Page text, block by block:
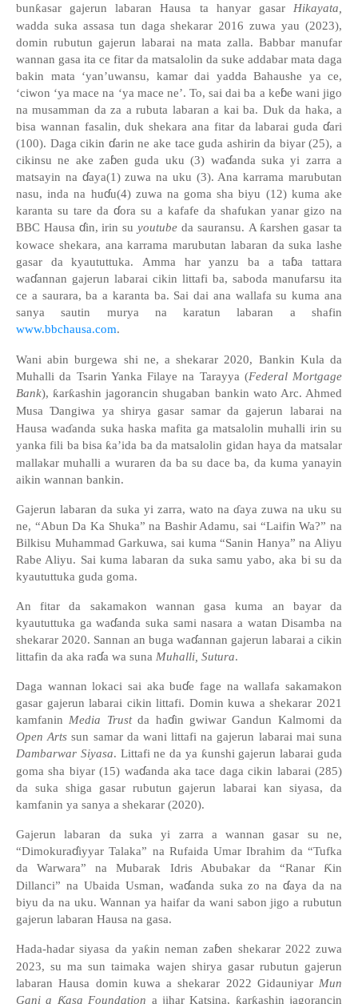
bunƙasar gajerun labaran Hausa ta hanyar gasar Hikayata,
wadda suka assasa tun daga shekarar 2016 zuwa yau (2023),
domin rubutun gajerun labarai na mata zalla. Babbar manufar
wannan gasa ita ce fitar da matsalolin da suke addabar mata daga
bakin mata ‘yan’uwansu, kamar dai yadda Bahaushe ya ce,
‘ciwon ‘ya mace na ‘ya mace ne’. To, sai dai ba a keɓe wani jigo
na musamman da za a rubuta labaran a kai ba. Duk da haka, a
bisa wannan fasalin, duk shekara ana fitar da labarai guda ɗari
(100). Daga cikin ɗarin ne ake tace guda ashirin da biyar (25), a
cikinsu ne ake zaɓen guda uku (3) waɗanda suka yi zarra a
matsayin na ɗaya(1) zuwa na uku (3). Ana karrama marubutan
nasu, inda na huɗu(4) zuwa na goma sha biyu (12) kuma ake
karanta su tare daɗora su a kafafe da shafukan yanar gizo na
BBC Hausa ɗin, irin suyoutube da sauransu. A ƙarshen gasar ta
kowace shekara, ana karrama marubutan labaran da suka lashe
gasar dakyaututtuka. Amma har yanzu ba a taɓa tattara
waɗannan gajerun labarai cikin littafi ba, saboda manufarsu ita
ce a saurara, ba a karanta ba. Sai dai ana wallafa su kuma ana
sanya sautin murya na karatun labaran a shafin
www.bbchausa.com.
Wani abin burgewa shi ne, a shekarar 2020, Bankin Kula da
Muhalli da Tsarin Yanka Filaye na Tarayya (Federal Mortgage
Bank), ƙarƙashin jagorancin shugaban bankin wato Arc. Ahmed
MusaƊangiwa yashirya gasar samarda gajerun labarai na
Hausawaɗanda suka haska mafita ga matsalolin muhalli irin su
yanka fili ba bisa ƙa’ida ba da matsalolin gidan haya da matsalar
mallakar muhalli a wuraren da ba su dace ba, da kuma yanayin
aikin wannan bankin.
Gajerun labaran da suka yi zarra, wato na ɗaya zuwa na uku su
ne, “Abun Da Ka Shuka” na Bashir Adamu, sai “Laifin Wa?” na
Bilkisu Muhammad Garkuwa, sai kuma “Sanin Hanya” na Aliyu
Rabe Aliyu. Sai kuma labaran da suka samu yabo, aka bi su da
kyaututtuka guda goma.
An fitar da sakamakon wannan gasa kuma an bayar da
kyaututtuka ga waɗanda suka sami nasara a watan Disamba na
shekarar 2020. Sannan an buga waɗannan gajerun labarai a cikin
littafin da aka raɗa wa suna Muhalli, Sutura.
Daga wannan lokaci sai aka buɗe fage na wallafa sakamakon
gasar gajerun labarai cikin littafi. Domin kuwa a shekarar 2021
kamfanin Media Trustda haɗin gwiwar Gandun Kalmomi da
Open Arts sun samar da wani littafi na gajerun labarai mai suna
Dambarwar Siyasa. Littafi ne da ya ƙunshi gajerun labarai guda
goma sha biyar (15) waɗanda aka tace daga cikin labarai (285)
da suka shiga gasar rubutun gajerun labarai kan siyasa, da
kamfanin ya sanya a shekarar (2020).
Gajerun labaran da suka yi zarra a wannan gasar su ne,
“Dimokuraɗiyyar Talaka” na Rufaida Umar Ibrahim da“Tufka
da Warwara” na Mubarak Idris Abubakar da “Ranar Ƙin
Dillanci” na Ubaida Usman, waɗanda suka zo naɗaya da na
biyu da na uku. Wannan ya haifar da wani sabon jigo a rubutun
gajerun labaran Hausa na gasa.
Hada-hadar siyasa da yaƙin neman zaɓen shekarar 2022 zuwa
2023, su ma sun taimaka wajen shirya gasar rubutun gajerun
labaran Hausa domin kuwa a shekarar 2022 Gidauniyar Mun
Gani a Ƙasa Foundation a jihar Katsina, ƙarƙashin jagorancin